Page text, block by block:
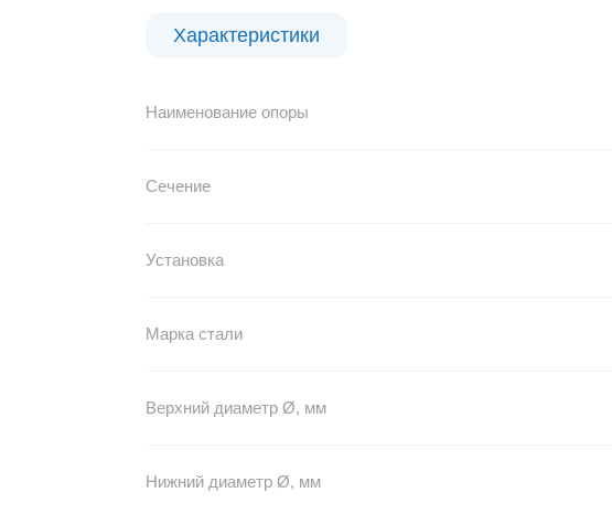
Характеристики
Наименование опоры
Сечение
Установка
Марка стали
Верхний диаметр Ø, мм
Нижний диаметр Ø, мм